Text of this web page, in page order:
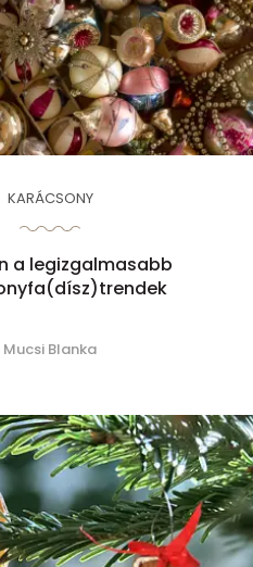
KARÁCSONY
a legizgalmasabb
Mucsi Blanka